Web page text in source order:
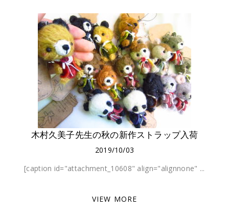
木村久美子先生の秋の新作ストラップ入荷
2019/10/03
[caption id="attachment_10608" align="alignnone" ...
VIEW MORE